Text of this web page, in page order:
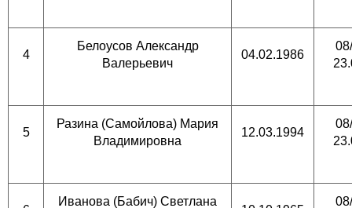
4
Белоусов Александр
Валерьевич
04.02.1986
5
Разина (Самойлова) Мария
Владимировна
12.03.1994
Иванова (Бабич) Светлана